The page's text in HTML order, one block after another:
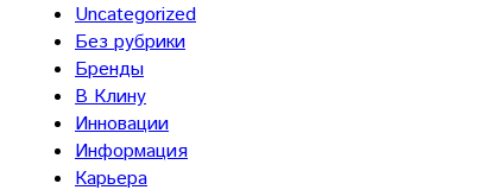
Uncategorized
Без рубрики
Бренды
В Клину
Инновации
Информация
Карьера